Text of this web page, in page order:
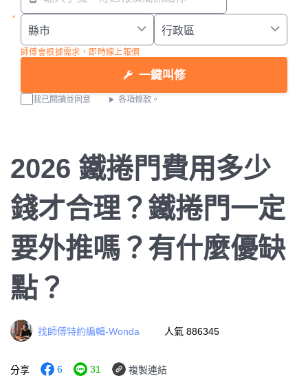
師傅會根據需求，即時線上報價
一鍵叫修
我已閱讀並同意 各項條款。
2026 鐵捲門費用多少
錢才合理？鐵捲門一定
要外推嗎？有什麼優缺
點？
找師傅特約編輯-Wonda 人氣 886345
分享 6 31 複製連結